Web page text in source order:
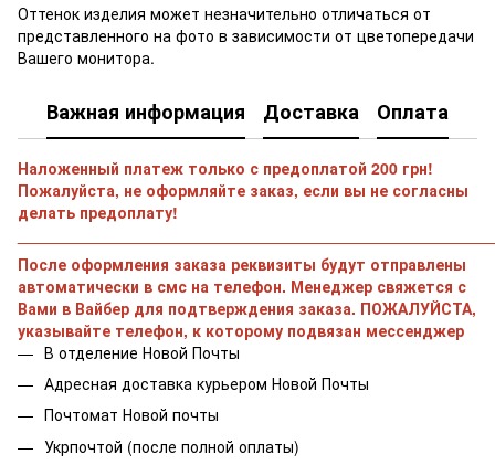
Оттенок изделия может незначительно отличаться от
представленного на фото в зависимости от цветопередачи
Вашего монитора.
Важная информация Доставка Оплата
Наложенный платеж только с предоплатой 200 грн!
Пожалуйста, не оформляйте заказ, если вы не согласны
делать предоплату!
После оформления заказа реквизиты будут отправлены
автоматически в смс на телефон. Менеджер свяжется с
Вами в Вайбер для подтверждения заказа. ПОЖАЛУЙСТА,
указывайте телефон, к которому подвязан мессенджер
В отделение Новой Почты
Адресная доставка курьером Новой Почты
Почтомат Новой почты
Укрпочтой (после полной оплаты)